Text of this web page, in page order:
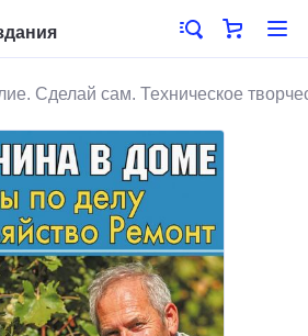
Сделай сам. Техническое